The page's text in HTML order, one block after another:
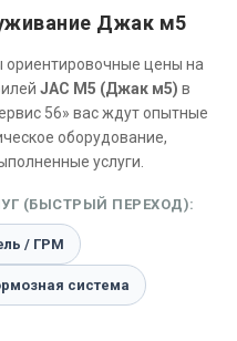
Джак м5
цены на
JAC M5 (Джак м5) в
56» вас ждут опытные
оборудование,
услуги.
(БЫСТРЫЙ ПЕРЕХОД):
/ ГРМ
система